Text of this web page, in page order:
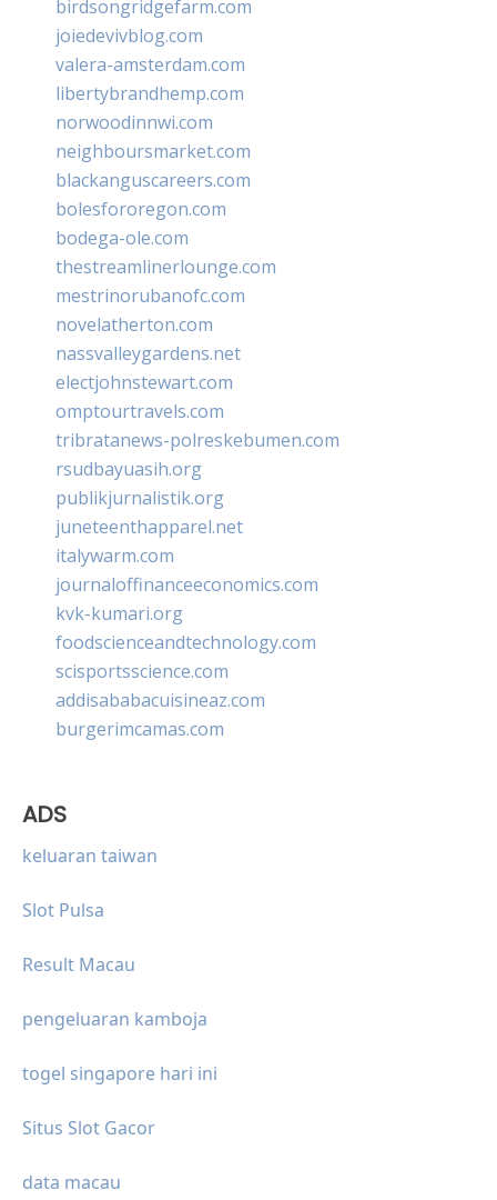
birdsongridgefarm.com
joiedevivblog.com
valera-amsterdam.com
libertybrandhemp.com
norwoodinnwi.com
neighboursmarket.com
blackanguscareers.com
bolesfororegon.com
bodega-ole.com
thestreamlinerlounge.com
mestrinorubanofc.com
novelatherton.com
nassvalleygardens.net
electjohnstewart.com
omptourtravels.com
tribratanews-polreskebumen.com
rsudbayuasih.org
publikjurnalistik.org
juneteenthapparel.net
italywarm.com
journaloffinanceeconomics.com
kvk-kumari.org
foodscienceandtechnology.com
scisportsscience.com
addisababacuisineaz.com
burgerimcamas.com
ADS
keluaran taiwan
Slot Pulsa
Result Macau
pengeluaran kamboja
togel singapore hari ini
Situs Slot Gacor
data macau